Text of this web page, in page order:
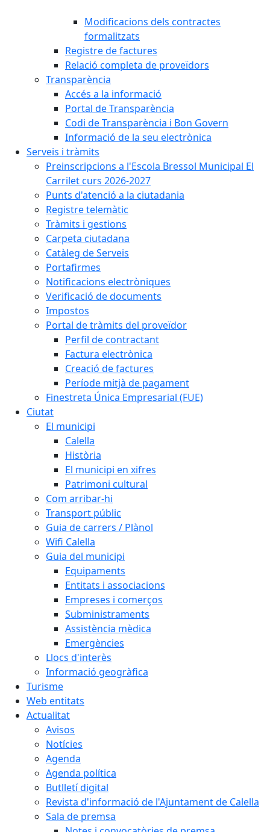
Modificacions dels contractes
formalitzats
Registre de factures
Relació completa de proveïdors
Transparència
Accés a la informació
Portal de Transparència
Codi de Transparència i Bon Govern
Informació de la seu electrònica
Serveis i tràmits
Preinscripcions a l'Escola Bressol Municipal El
Carrilet curs 2026-2027
Punts d'atenció a la ciutadania
Registre telemàtic
Tràmits i gestions
Carpeta ciutadana
Catàleg de Serveis
Portafirmes
Notificacions electròniques
Verificació de documents
Impostos
Portal de tràmits del proveïdor
Perfil de contractant
Factura electrònica
Creació de factures
Període mitjà de pagament
Finestreta Única Empresarial (FUE)
Ciutat
El municipi
Calella
Història
El municipi en xifres
Patrimoni cultural
Com arribar-hi
Transport públic
Guia de carrers / Plànol
Wifi Calella
Guia del municipi
Equipaments
Entitats i associacions
Empreses i comerços
Subministraments
Assistència mèdica
Emergències
Llocs d'interès
Informació geogràfica
Turisme
Web entitats
Actualitat
Avisos
Notícies
Agenda
Agenda política
Butlletí digital
Revista d'informació de l'Ajuntament de Calella
Sala de premsa